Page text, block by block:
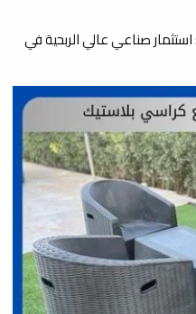
صناعي عالي الربحية في